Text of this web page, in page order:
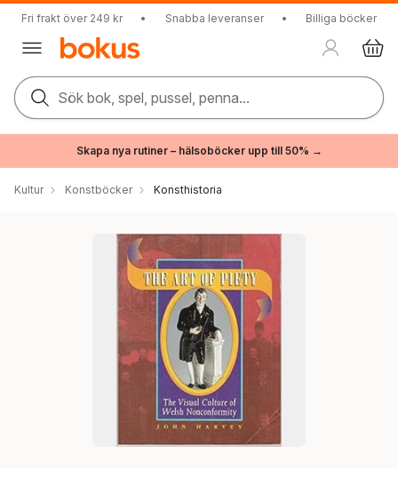
Fri frakt över 249 kr • Snabba leveranser • Billiga böcker
Sök bok, spel, pussel, penna...
Skapa nya rutiner – hälsoböcker upp till 50% →
Kultur Konstböcker Konsthistoria